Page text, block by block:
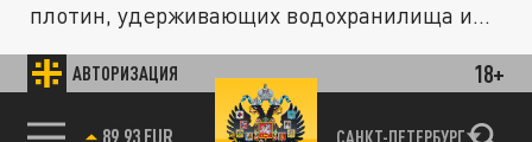
АВТОРИЗАЦИЯ 18+
85.64 BRENT САНКТ-ПЕТЕРБУРГ
плотин, удерживающих водохранилища и...